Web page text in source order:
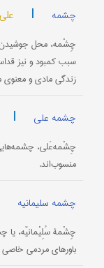
چشمه |
چِشْمه، محل جوشیدن
سبب کمبود و نیز
زندگی مادی و معنوی
چشمه علی |
چِشْمه‌عَلی،
منسوب‌اند.
چشمه سلیمانیه
چِشْمۀ سُلِیْمانیّه، یا
باورهای مردمی